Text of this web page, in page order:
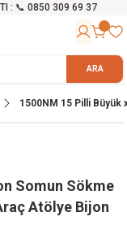
: 📞 0850 309 69 37
ARA
1500NM 15 Pilli Büyük
Somun Sökme
Atölye Bijon